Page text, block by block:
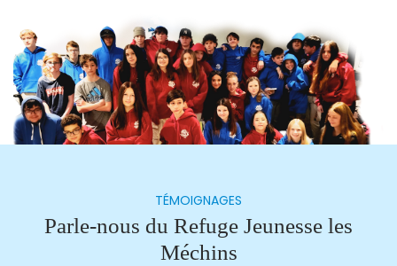
TÉMOIGNAGES
Parle-nous du Refuge Jeunesse les
Méchins